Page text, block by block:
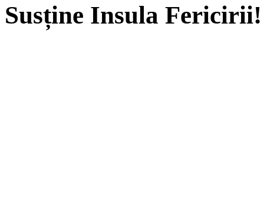
Susține Insula Fericirii!